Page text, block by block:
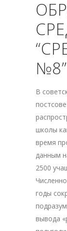
№8”
В
школы
время
данным
2500
годы
вывода